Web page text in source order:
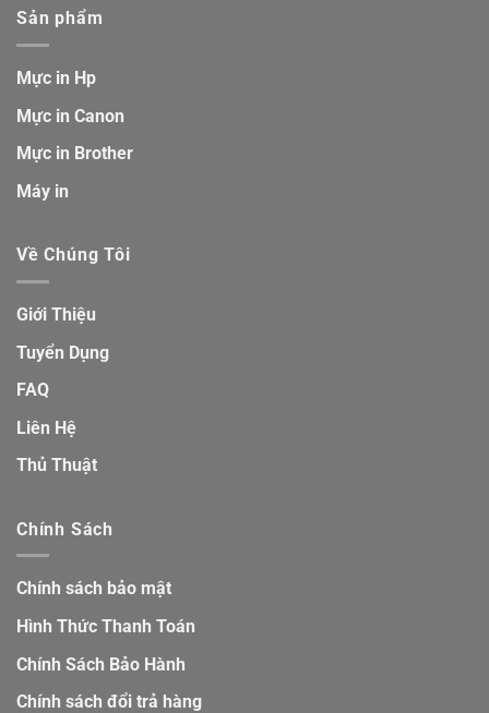
Sản phẩm
Mực in Hp
Mực in Canon
Mực in Brother
Máy in
Về Chúng Tôi
Giới Thiệu
Tuyển Dụng
FAQ
Liên Hệ
Thủ Thuật
Chính Sách
Chính sách bảo mật
Hình Thức Thanh Toán
Chính Sách Bảo Hành
Chính sách đổi trả hàng